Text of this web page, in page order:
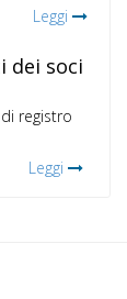
Leggi
dei soci
registro
Leggi